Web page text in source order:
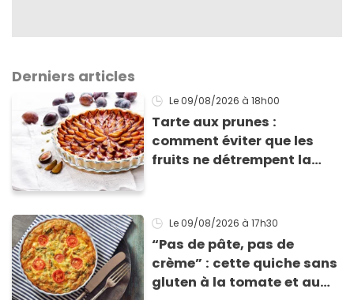
Derniers articles
Le 09/08/2026 à 18h00
Tarte aux prunes :
comment éviter que les
fruits ne détrempent la
Le 09/08/2026 à 17h30
“Pas de pâte, pas de
crème” : cette quiche sans
gluten à la tomate et au